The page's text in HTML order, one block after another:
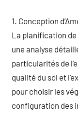
1. Conception
La planification de
une analyse
particularités de
qualité du sol et
pour choisir les
configuration des